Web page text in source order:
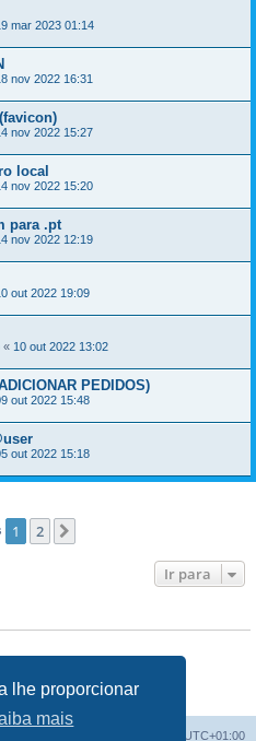
lhe proporcionar
mais
mar 2023 01:14
nov 2022 16:31
nov 2022 15:27
local
nov 2022 15:20
para .pt
nov 2022 12:19
out 2022 19:09
« 10 out 2022 13:02
PEDIDOS)
out 2022 15:48
out 2022 15:18
1 2
Ir para
UTC+01:00